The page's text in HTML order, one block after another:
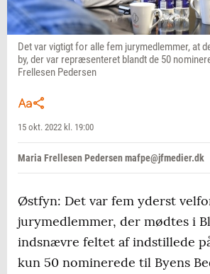
Det var vigtigt for alle fem jurymedlemmer, at
by, der var repræsenteret blandt de 50
Frellesen Pedersen
15 okt. 2022 kl. 19:00
Maria Frellesen Pedersen mafpe@jfmedier.dk
Østfyn: Det var fem yderst
jurymedlemmer, der mødtes i
indsnævre feltet af indstillede
kun 50 nominerede til Byens